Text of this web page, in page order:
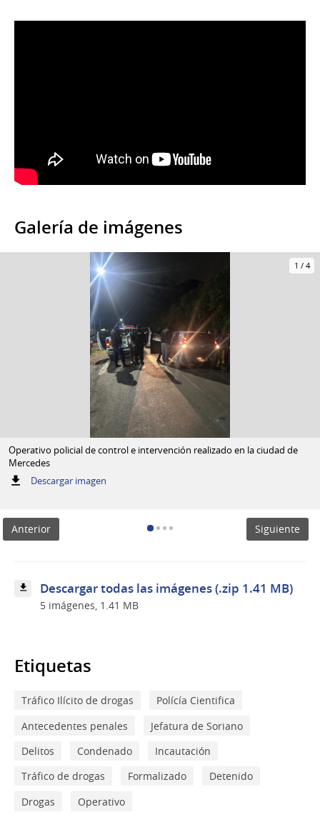
Galería de imágenes
1 / 4
Operativo policial de control e intervención realizado en la ciudad de
Mercedes
Descargar imagen:
la
ciudad
Anterior Siguiente
Descargar todas las imágenes (.zip 1.41 MB)
5 imágenes, 1.41 MB
Etiquetas
Tráfico Ilícito de drogas
Polícía Cientifica
Antecedentes penales
Jefatura de Soriano
Delitos
Condenado
Incautación
Tráfico de drogas
Formalizado
Detenido
Drogas
Operativo